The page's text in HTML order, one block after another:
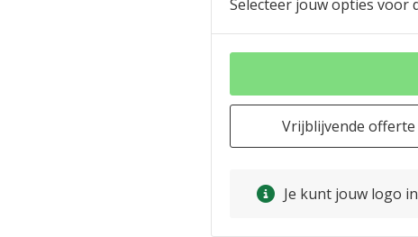
Selecteer jouw opties voor
Vrijblijvende offerte
Je kunt jouw logo